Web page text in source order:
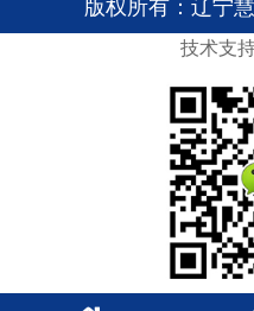
版权所有：辽宁
技术支